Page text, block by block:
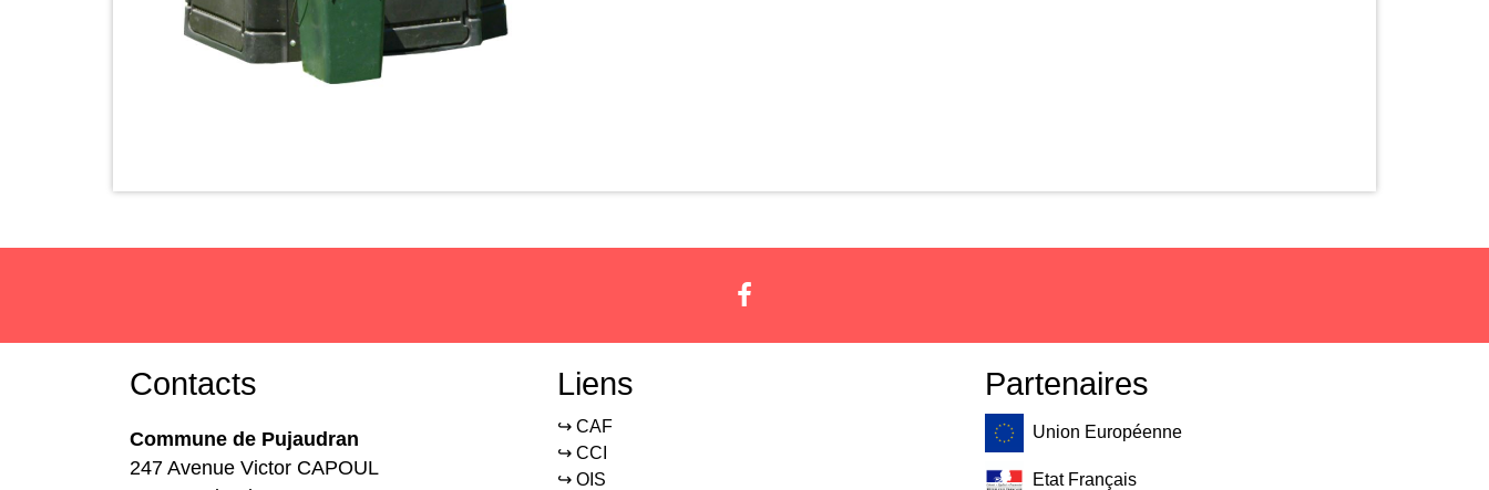
Contacts
Commune de Pujaudran
247 Avenue Victor CAPOUL
Liens
↪️ CAF
↪️ CCI
↪️ OIS
Partenaires
Union Européenne
Etat Français